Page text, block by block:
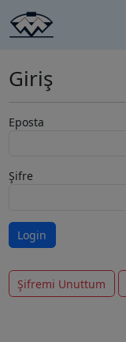
Giriş
Eposta
Şifre
Şifremi Unuttum